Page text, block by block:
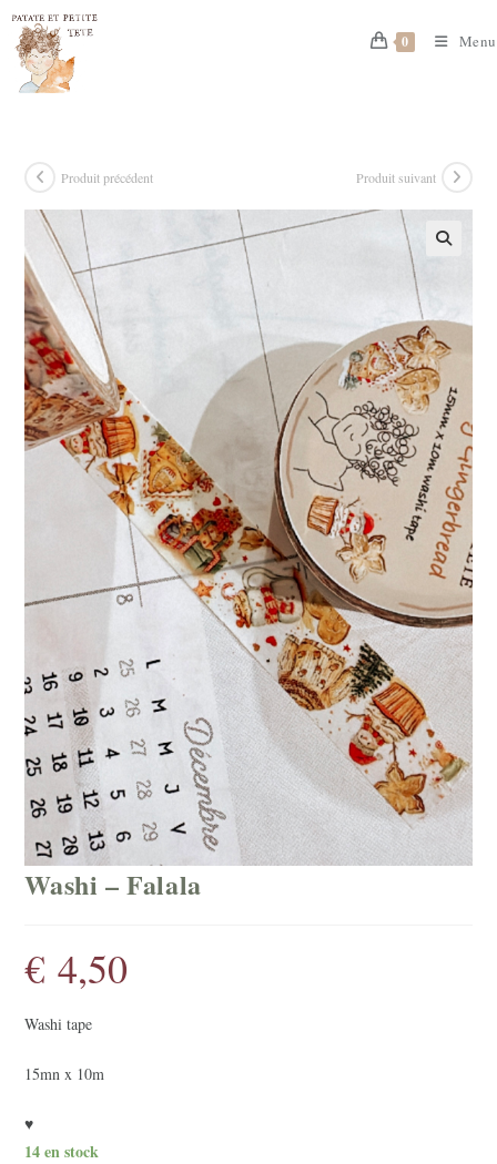
Skip
content
0 Menu
Produit précédent Produit suivant
Washi – Falala
€ 4,50
Washi tape
15mn x 10m
♥
14 en stock